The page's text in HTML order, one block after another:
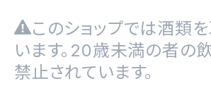
このショップでは酒類
います。20歳未満の者の
禁止されています。